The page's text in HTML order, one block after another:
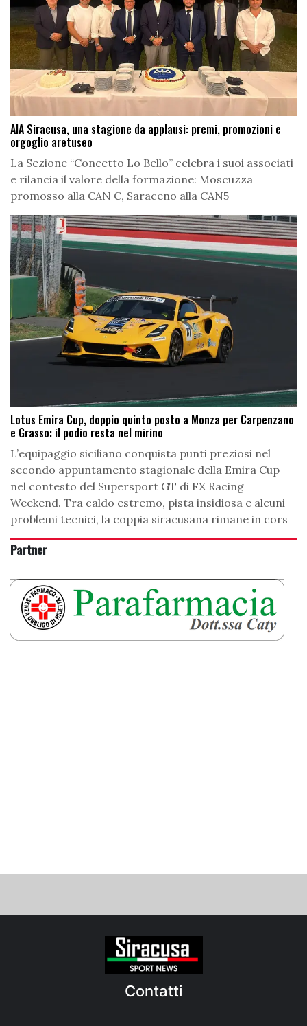
AIA Siracusa, una stagione da applausi: premi, promozioni e
orgoglio aretuseo
La Sezione “Concetto Lo Bello” celebra i suoi associati
e rilancia il valore della formazione: Moscuzza
promosso alla CAN C, Saraceno alla CAN5
Lotus Emira Cup, doppio quinto posto a Monza per Carpenzano
e Grasso: il podio resta nel mirino
L’equipaggio siciliano conquista punti preziosi nel
secondo appuntamento stagionale della Emira Cup
nel contesto del Supersport GT di FX Racing
Weekend. Tra caldo estremo, pista insidiosa e alcuni
problemi tecnici, la coppia siracusana rimane in cors
Partner
Contatti